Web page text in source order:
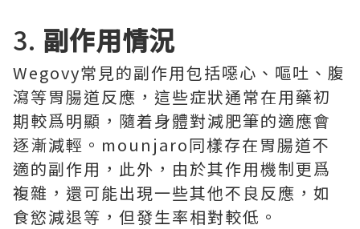
3. 副作用情況
Wegovy常見的副作用包括噁心、嘔吐、腹
瀉等胃腸道反應，這些症狀通常在用藥初
期較爲明顯，隨着身體對減肥筆的適應會
逐漸減輕。mounjaro同樣存在胃腸道不
適的副作用，此外，由於其作用機制更爲
複雜，還可能出現一些其他不良反應，如
食慾減退等，但發生率相對較低。